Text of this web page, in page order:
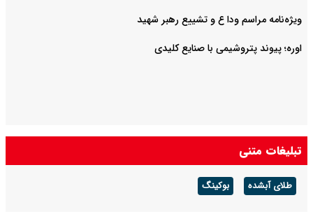
ویژه‌نامه مراسم ودا ع و تشییع رهبر شهید
اوره؛ پیوند پتروشیمی با صنایع کلیدی
تبلیغات متنی
طلای آبشده بوکینگ